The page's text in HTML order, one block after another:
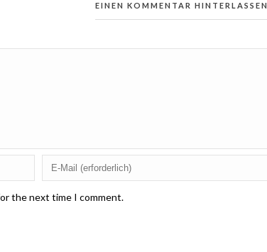
EINEN KOMMENTAR HINTERLASSEN
the next time I comment.